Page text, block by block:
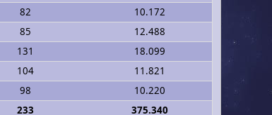
82
10.172
85
12.488
131
18.099
104
11.821
98
10.220
233
375.340